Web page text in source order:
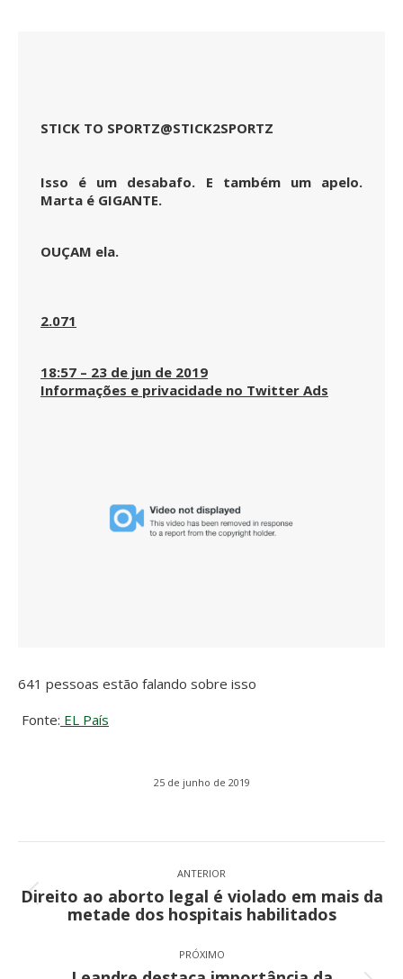
STICK TO SPORTZ@STICK2SPORTZ
Isso é um desabafo. E também um apelo.
Marta é GIGANTE.
OUÇAM ela.
2.071
18:57 – 23 de jun de 2019
Informações e privacidade no Twitter Ads
641 pessoas estão falando sobre isso
Fonte: EL País
25 de junho de 2019
de
post:
ANTERIOR
Post
anterior:
Direito ao aborto legal é violado em mais da
metade dos hospitais habilitados
PRÓXIMO